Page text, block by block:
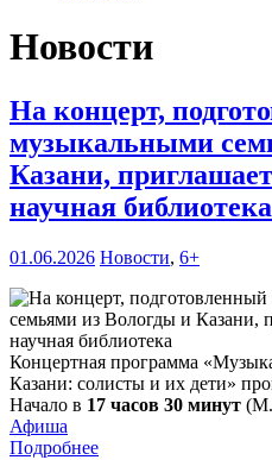
Новости
На концерт,
музыкальными
Казани,
научная библиотека
01.06.2026 Новости, 6+
Концертная программа
Казани: солисты и их дети»
Начало в 17 часов 30 минут (М.
Афиша
Подробнее